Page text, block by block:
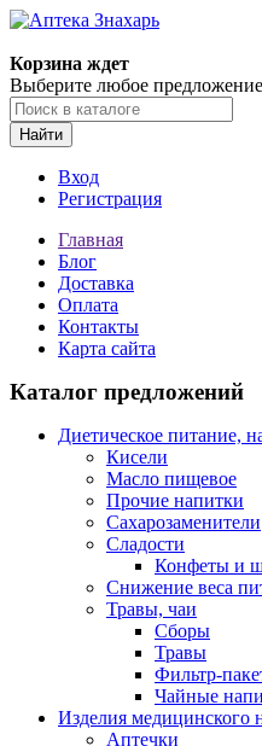
Корзина ждет
Выберите любое предложение
Найти
Вход
Регистрация
Главная
Блог
Доставка
Оплата
Контакты
Карта сайта
Каталог предложений
Диетическое питание,
Кисели
Масло пищевое
Прочие напитки
Сахарозаменители
Сладости
Конфеты и
Снижение веса
Травы, чаи
Сборы
Травы
Фильтр-
Чайные
Изделия медицинского
Аптечки